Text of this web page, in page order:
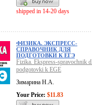
shipped in 14-20 days
ФИЗИКА. ЭКСПРЕСС-
СПРАВОЧНИК ДЛЯ
ПОДГОТОВКИ К ЕГЭ
Fizika. Ekspress-spravochnik
podgotovki k EGE
Зимарина Н.А.
Your Price: $11.83